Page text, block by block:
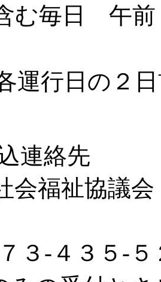
む毎日 午前
運行日の２
連絡先
会福祉協議
７３-４３５-